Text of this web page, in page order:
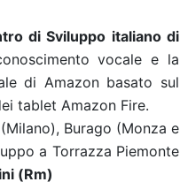
di Sviluppo italiano di
vocale e la
di Amazon basato sul
tablet Amazon Fire.
Burago (Monza e
a Torrazza Piemonte
(Rm)